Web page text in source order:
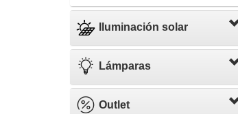
Iluminación solar
Lámparas
Outlet